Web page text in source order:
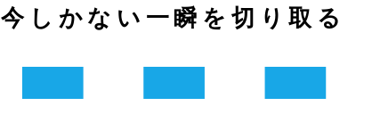
今しかない一瞬を切り取る